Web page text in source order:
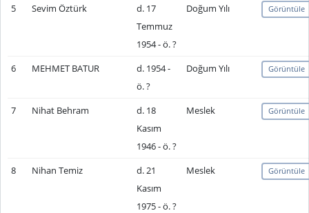
5 Sevim Öztürk
d. 17
Temmuz
1954 - ö. ?
Doğum Yılı Görüntüle
6 MEHMET BATUR
d. 1954 -
ö. ?
Doğum Yılı Görüntüle
7 Nihat Behram
d. 18
Kasım
1946 - ö. ?
Meslek Görüntüle
8 Nihan Temiz
d. 21
Kasım
1975 - ö. ?
Meslek Görüntüle